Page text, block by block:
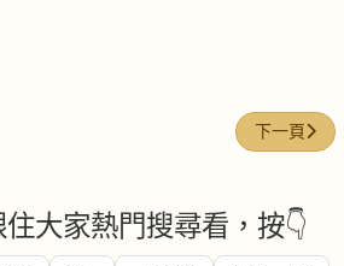
) 下一篇文
下一頁
大家熱門搜尋看，按👇